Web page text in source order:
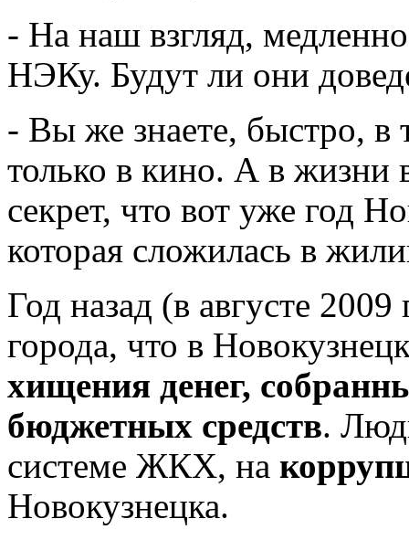
- На наш взгляд,
НЭКу. Будут ли они
- Вы же знаете, быстро, в
только в кино. А в жизни
секрет, что вот уже год
которая сложилась в
Год назад (в августе
города, что в
хищения денег,
бюджетных средств.
системе ЖКХ, на
Новокузнецка.